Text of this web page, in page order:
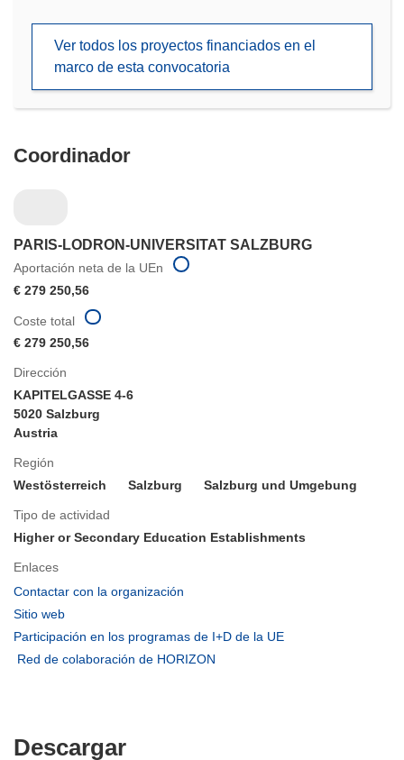
nueva
Ver todos los proyectos financiados en el
marco de esta convocatoria
Coordinador
PARIS-LODRON-UNIVERSITAT SALZBURG
Aportación neta de la UEn
€ 279 250,56
Dirección
KAPITELGASSE 4-6
5020 Salzburg
Austria
Región
Westösterreich
Salzburg Salzburg und Umgebung
Tipo de actividad
Higher or Secondary Education Establishments
Enlaces
Contactar con la organización
en
nueva
Sitio web
abrirá
en
Participación en los programas de I+D de la UE
Red de colaboración de HORIZON
Coste total
€ 279 250,56
DescargarDescargar